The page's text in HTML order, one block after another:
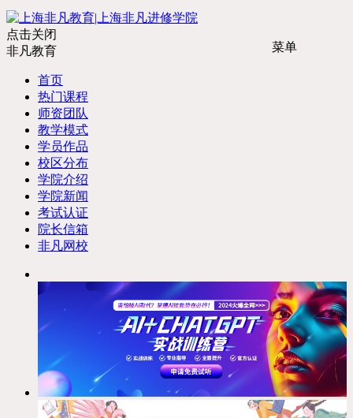
菜单
点击关闭
非凡教育
首页
热门课程
师资团队
教学模式
学员作品
校区分布
学院介绍
学院新闻
考试认证
院长信箱
非凡网校